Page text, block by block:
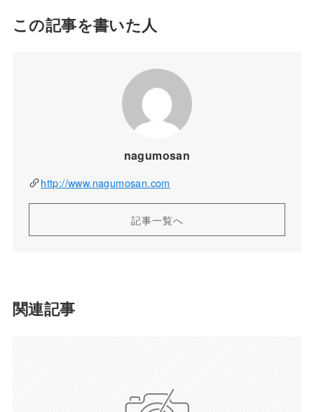
この記事を書いた人
nagumosan
http://www.nagumosan.com
記事一覧へ
関連記事